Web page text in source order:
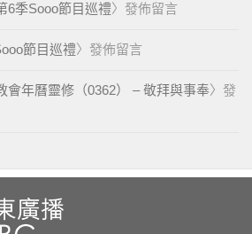
6季Sooo節目巡禮〉發佈留言
節目巡禮〉發佈留言
會年曆靈修（0362） – 敬拜與事奉〉發